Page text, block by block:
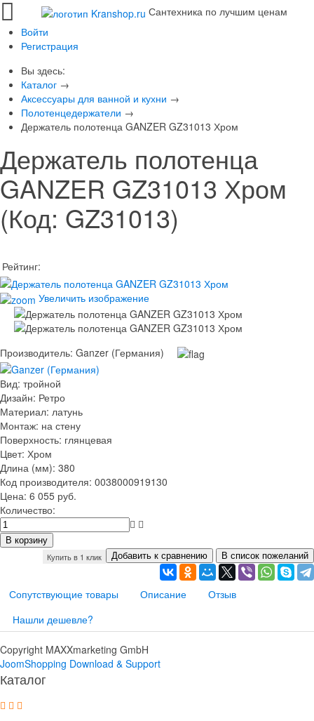
Сантехника по лучшим ценам
Войти
Регистрация
Вы здесь:
Каталог →
Аксессуары для ванной и кухни →
Полотенцедержатели →
Держатель полотенца GANZER GZ31013 Хром
Держатель полотенца
GANZER GZ31013 Хром
(Код: GZ31013)
Рейтинг:
Увеличить изображение
Производитель: Ganzer (Германия)
Вид: тройной
Дизайн: Ретро
Материал: латунь
Монтаж: на стену
Поверхность: глянцевая
Цвет: Хром
Длина (мм): 380
Код производителя: 0038000919130
Цена: 6 055 руб.
Количество:
Купить в 1 клик
Сопутствующие товары Описание
Отзыв
Нашли дешевле?
Copyright MAXXmarketing GmbH
JoomShopping Download & Support
Каталог